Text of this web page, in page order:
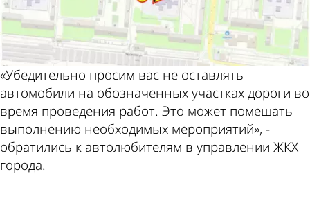
«Убедительно просим вас не оставлять
автомобили на обозначенных участках дороги во
время проведения работ. Это может помешать
выполнению необходимых мероприятий», -
обратились к автолюбителям в управлении ЖКХ
города.